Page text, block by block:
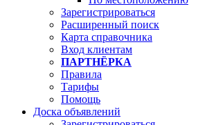
Зарегистрироваться
Расширенный поиск
Карта справочника
Вход клиентам
ПАРТНЁРКА
Правила
Тарифы
Помощь
Доска объявлений